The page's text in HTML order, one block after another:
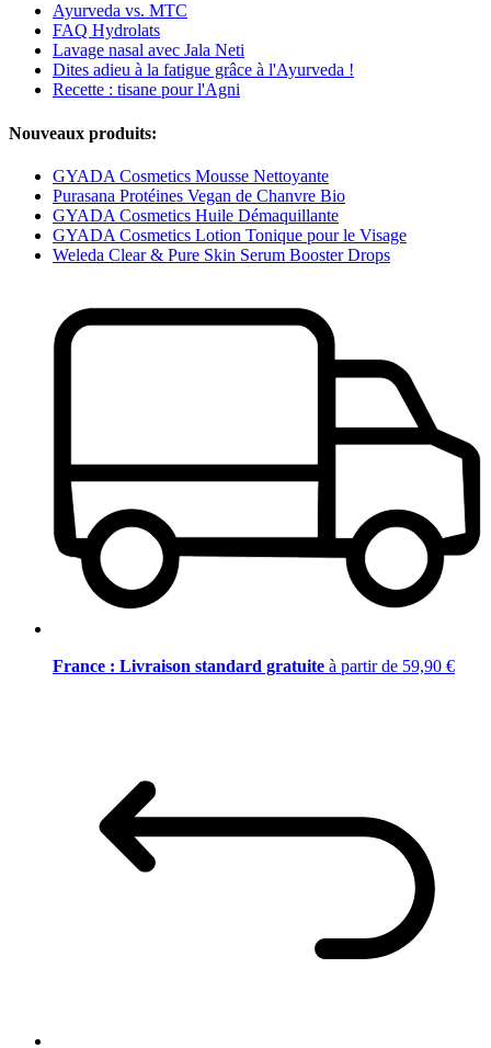
Ayurveda vs. MTC
FAQ Hydrolats
Lavage nasal avec Jala Neti
Dites adieu à la fatigue grâce à l'Ayurveda !
Recette : tisane pour l'Agni
Nouveaux produits:
GYADA Cosmetics Mousse Nettoyante
Purasana Protéines Vegan de Chanvre Bio
GYADA Cosmetics Huile Démaquillante
GYADA Cosmetics Lotion Tonique pour le Visage
Weleda Clear & Pure Skin Serum Booster Drops
France : Livraison standard gratuite à partir de 59,90 €